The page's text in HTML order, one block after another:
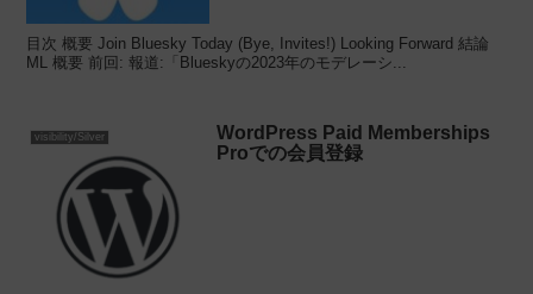
目次 概要 Join Bluesky Today (Bye, Invites!) Looking Forward 結論
ML 概要 前回: 報道:「Blueskyの2023年のモデレーシ...
visibility/Silver
WordPress Paid Memberships
Proでの会員登録